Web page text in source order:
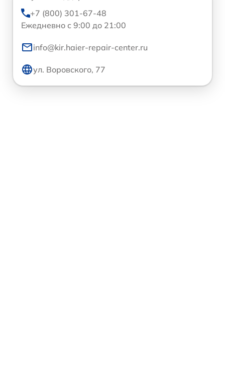
+7 (800) 301-67-48
Ежедневно с 9:00 до 21:00
info@kir.haier-repair-center.ru
ул. Воровского, 77